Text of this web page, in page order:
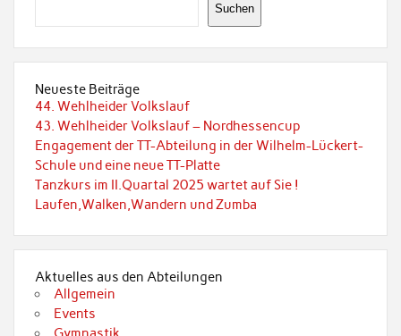
Suchen
Neueste Beiträge
44. Wehlheider Volkslauf
43. Wehlheider Volkslauf – Nordhessencup
Engagement der TT-Abteilung in der Wilhelm-Lückert-
Schule und eine neue TT-Platte
Tanzkurs im II.Quartal 2025 wartet auf Sie !
Laufen,Walken,Wandern und Zumba
Aktuelles aus den Abteilungen
Allgemein
Events